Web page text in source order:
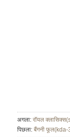
अगला: रॉयल
पिछला: बैंगनी फूल(kda-